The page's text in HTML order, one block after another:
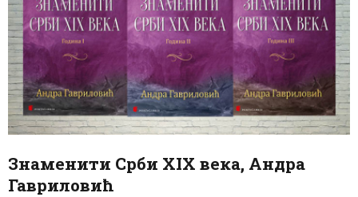
Знаменити Срби XIX века, Андра
Гавриловић